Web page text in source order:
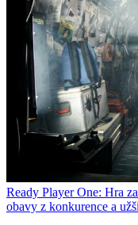
Ready Player One: Hra
obavy z konkurence a